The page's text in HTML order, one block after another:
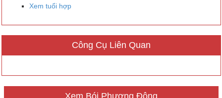
Xem tuổi hợp
Công Cụ Liên Quan
Xem Bói Phương Đông